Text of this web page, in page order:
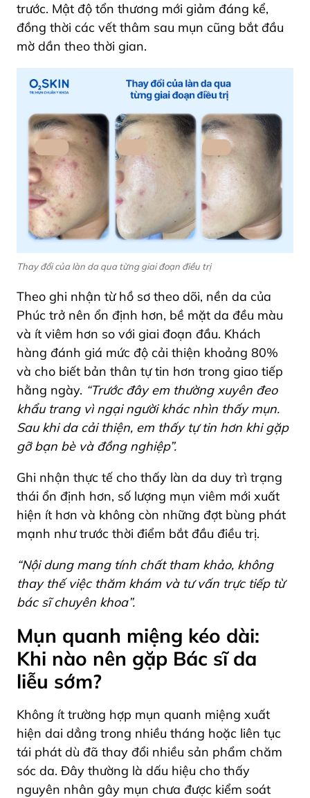
trước. Mật độ tổn thương mới giảm đáng kể,
đồng thời các vết thâm sau mụn cũng bắt đầu
mờ dần theo thời gian.
Thay đổi của làn da qua từng giai đoạn điều trị
Theo ghi nhận từ hồ sơ theo dõi, nền da của
Phúc trở nên ổn định hơn, bề mặt da đều màu
và ít viêm hơn so với giai đoạn đầu. Khách
hàng đánh giá mức độ cải thiện khoảng 80%
và cho biết bản thân tự tin hơn trong giao tiếp
hằng ngày. “Trước đây em thường xuyên đeo
khẩu trang vì ngại người khác nhìn thấy mụn.
Sau khi da cải thiện, em thấy tự tin hơn khi gặp
gỡ bạn bè và đồng nghiệp”.
Ghi nhận thực tế cho thấy làn da duy trì trạng
thái ổn định hơn, số lượng mụn viêm mới xuất
hiện ít hơn và không còn những đợt bùng phát
mạnh như trước thời điểm bắt đầu điều trị.
“Nội dung mang tính chất tham khảo, không
thay thế việc thăm khám và tư vấn trực tiếp từ
bác sĩ chuyên khoa”.
Mụn quanh miệng kéo dài:
Khi nào nên gặp Bác sĩ da
liễu sớm?
Không ít trường hợp mụn quanh miệng xuất
hiện dai dẳng trong nhiều tháng hoặc liên tục
tái phát dù đã thay đổi nhiều sản phẩm chăm
sóc da. Đây thường là dấu hiệu cho thấy
nguyên nhân gây mụn chưa được kiểm soát